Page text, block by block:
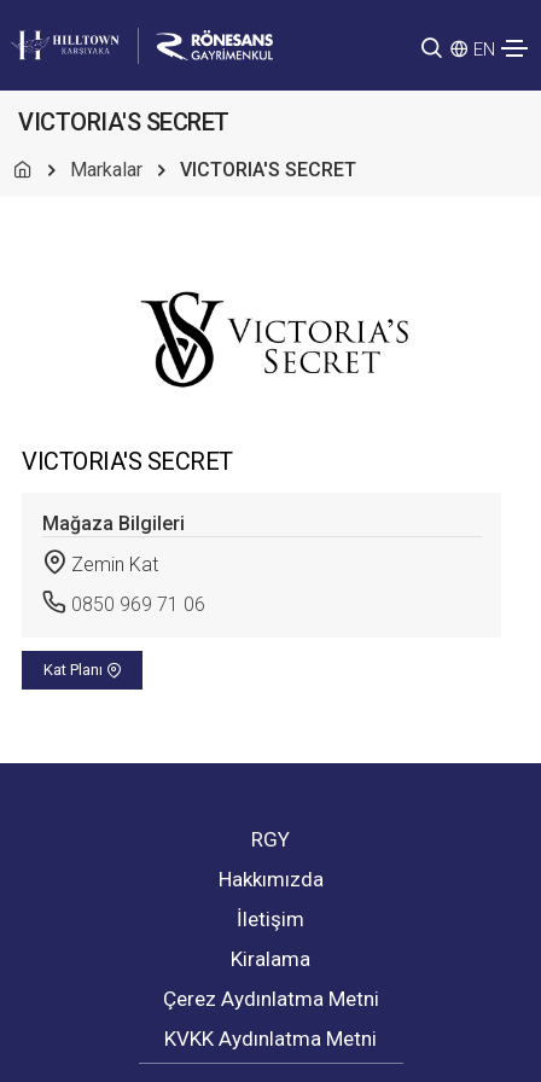
EN
VICTORIA'S SECRET
Markalar VICTORIA'S SECRET
VICTORIA'S SECRET
Mağaza Bilgileri
Zemin Kat
0850 969 71 06
Kat Planı
RGY
Hakkımızda
İletişim
Kiralama
Çerez Aydınlatma Metni
KVKK Aydınlatma Metni